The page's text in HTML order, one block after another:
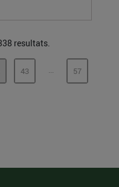
resultats.
PÀGINA
43 ...PÀGINESPÀGINA
57